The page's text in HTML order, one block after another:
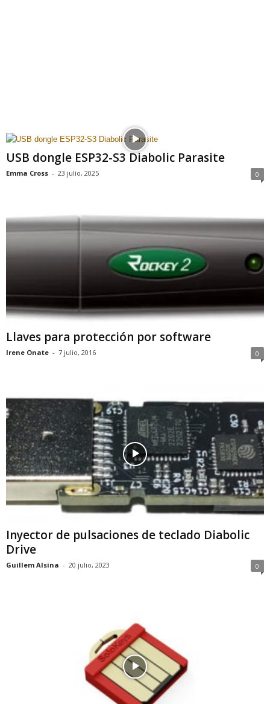
USB dongle ESP32-S3 Diabolic Parasite
Emma Cross - 23 julio, 2025 0
Llaves para protección por software
Irene Onate - 7 julio, 2016 0
Inyector de pulsaciones de teclado Diabolic
Drive
Guillem Alsina - 20 julio, 2023 0